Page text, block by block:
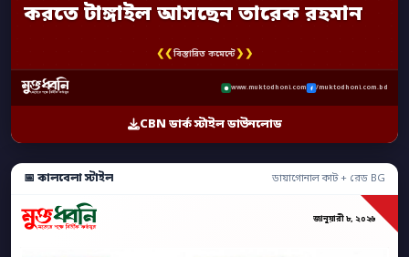
করতে টাঙ্গাইল আসছেন তারেক রহমান
❮❮বিস্তারিত কমেন্টে❯❯
www.muktodhoni.com /muktodhoni.com.bd
CBN ডার্ক স্টাইল ডাউনলোড
📅 কালবেলা স্টাইল ডায়াগোনাল কাট + রেড BG
জানুয়ারী ৮, ২০২৬